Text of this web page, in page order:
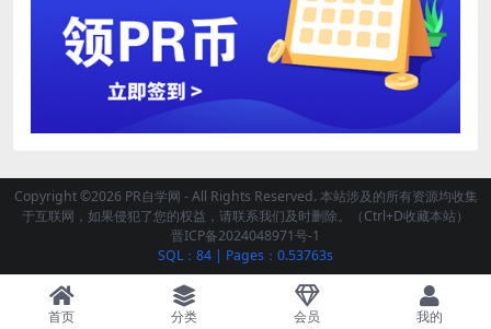
Copyright ©2026 PR自学网 - All Rights Reserved. 本站涉及的所有资源均收集
于互联网，如果侵犯了您的权益，请联系我们及时删除。（Ctrl+D收藏本站）
晋ICP备2024048971号-1
SQL：84 | Pages：0.53763s
首页 分类 会员 我的